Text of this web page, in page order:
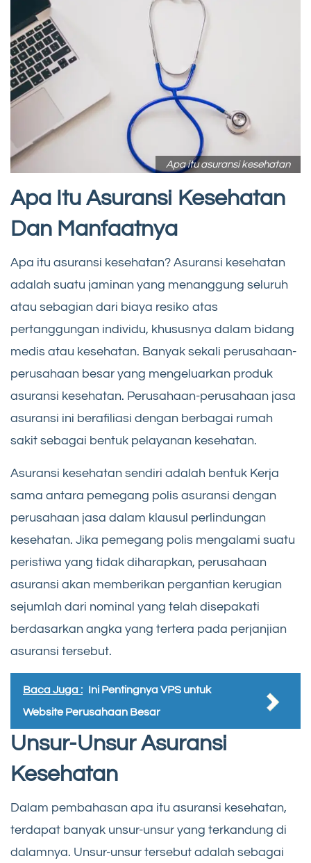
Apa itu asuransi kesehatan
Apa Itu Asuransi Kesehatan
Dan Manfaatnya
Apa itu asuransi kesehatan? Asuransi kesehatan
adalah suatu jaminan yang menanggung seluruh
atau sebagian dari biaya resiko atas
pertanggungan individu, khususnya dalam bidang
medis atau kesehatan. Banyak sekali perusahaan-
perusahaan besar yang mengeluarkan produk
asuransi kesehatan. Perusahaan-perusahaan jasa
asuransi ini berafiliasi dengan berbagai rumah
sakit sebagai bentuk pelayanan kesehatan.
Asuransi kesehatan sendiri adalah bentuk Kerja
sama antara pemegang polis asuransi dengan
perusahaan jasa dalam klausul perlindungan
kesehatan. Jika pemegang polis mengalami suatu
peristiwa yang tidak diharapkan, perusahaan
asuransi akan memberikan pergantian kerugian
sejumlah dari nominal yang telah disepakati
berdasarkan angka yang tertera pada perjanjian
asuransi tersebut.
Baca Juga : Ini Pentingnya VPS untuk
Website Perusahaan Besar
Unsur-Unsur Asuransi
Kesehatan
Dalam pembahasan apa itu asuransi kesehatan,
terdapat banyak unsur-unsur yang terkandung di
dalamnya. Unsur-unsur tersebut adalah sebagai